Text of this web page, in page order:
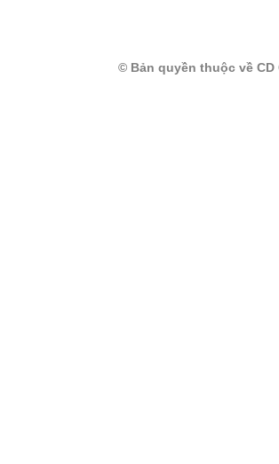
© Bản quyền thuộc về CD